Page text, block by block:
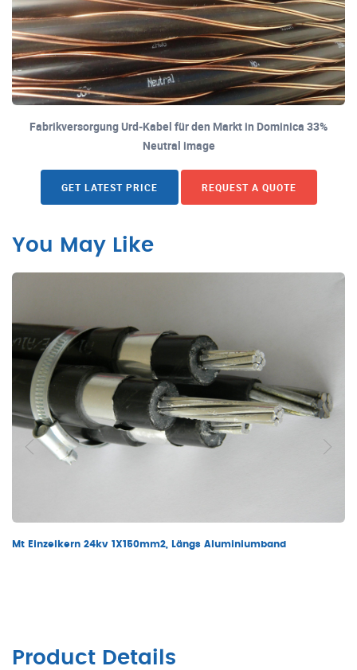
Fabrikversorgung Urd-Kabel für den Markt in Dominica 33%
Neutral image
GET LATEST PRICE REQUEST A QUOTE
You May Like
Mt Einzelkern 24kv 1X150mm2, Längs Aluminiumband
Product Details